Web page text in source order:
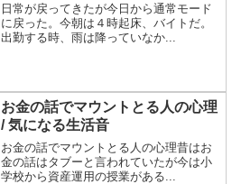
日常が戻ってきたが今日から通常モード
に戻った。今朝は４時起床、バイトだ。
出勤する時、雨は降っていなか...
お金の話でマウントとる人の心理
/ 気になる生活音
お金の話でマウントとる人の心理昔はお
金の話はタブーと言われていたが今は小
学校から資産運用の授業がある...